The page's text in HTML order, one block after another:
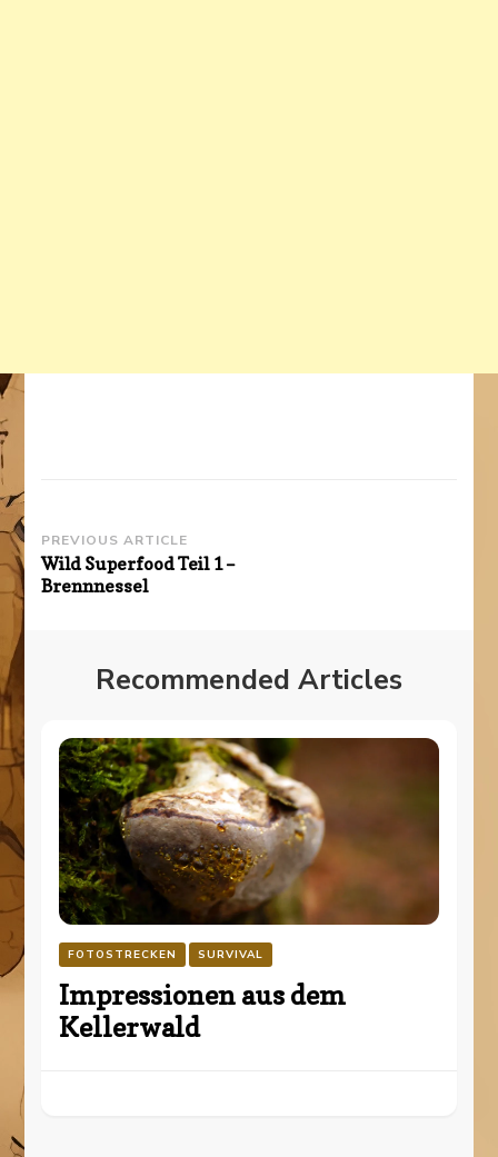
Post
Navigation
PREVIOUS ARTICLE
Wild Superfood Teil 1 –
Brennnessel
Recommended Articles
FOTOSTRECKEN SURVIVAL
Impressionen aus dem
Kellerwald